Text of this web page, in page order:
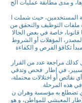
و مدى مطابقة عمليات الج
المستخدمين، حيث شملت ا
ملفات التوظيف والتحقق من
خاصة في بعض الحالا
المؤهلات أو الشروط
تكافؤ الفرص و الكفاءة
مراجعة عدد من القرار
في إطار فحص وتدقي
أو اختلالات محتملة،
هذه المرحلة.
تضطلع به مؤسسة وهران ن
المعيشي للمواطن، و هو